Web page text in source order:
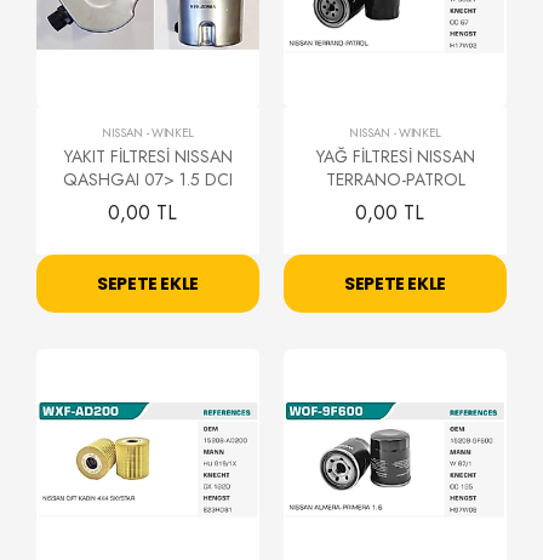
NISSAN -WİNKEL
YAKIT FİLTRESİ NISSAN
QASHGAI 07> 1.5 DCI
0,00 TL
SEPETE EKLE
NISSAN -WİNKEL
YAĞ FİLTRESİ NISSAN
TERRANO-PATROL
0,00 TL
SEPETE EKLE